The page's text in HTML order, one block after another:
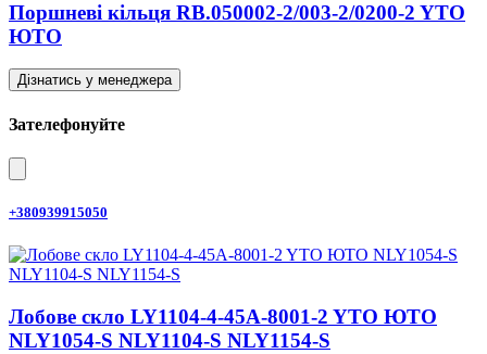
Поршневі кільця RB.050002-2/003-2/0200-2 YTO
ЮТО
Дізнатись у менеджера
Зателефонуйте
+380939915050
Лобове скло LY1104-4-45A-8001-2 YTO ЮТО
NLY1054-S NLY1104-S NLY1154-S